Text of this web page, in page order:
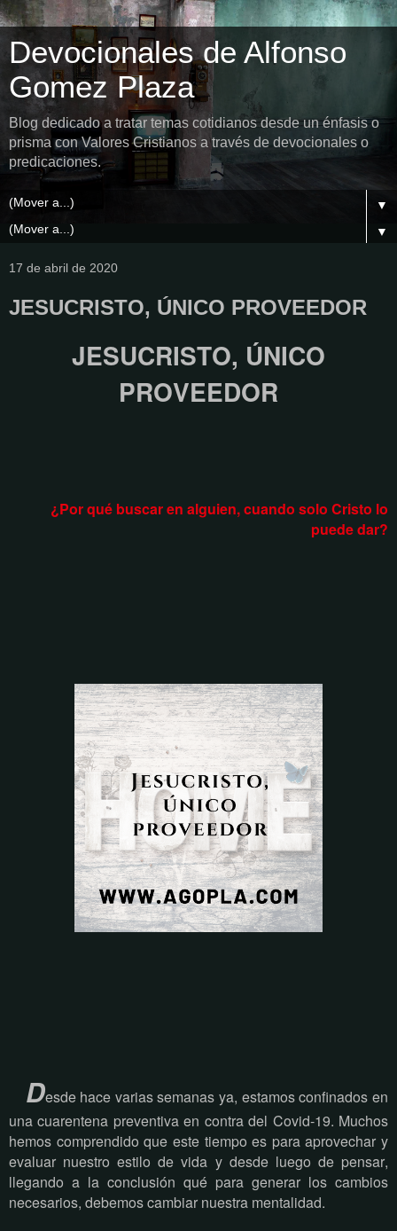
Devocionales de Alfonso
Gomez Plaza
Blog dedicado a tratar temas cotidianos desde un énfasis o
prisma con Valores Cristianos a través de devocionales o
predicaciones.
▼
▼
17 de abril de 2020
JESUCRISTO, ÚNICO PROVEEDOR
JESUCRISTO, ÚNICO
PROVEEDOR
¿Por qué buscar en alguien, cuando solo Cristo lo
puede dar?
Desde hace varias semanas ya, estamos confinados en
una cuarentena preventiva en contra del Covid-19. Muchos
hemos comprendido que este tiempo es para aprovechar y
evaluar nuestro estilo de vida y desde luego de pensar,
llegando a la conclusión qué para generar los cambios
necesarios, debemos cambiar nuestra mentalidad.